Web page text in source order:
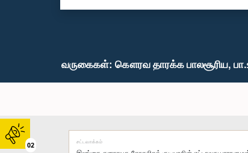
02
வருகைகள்: கௌரவ தாரக்க பாலசூரிய,
சட்டவாக்கம்